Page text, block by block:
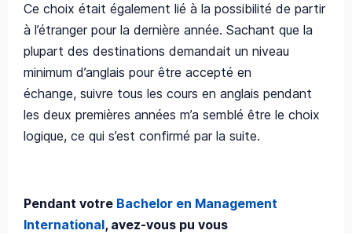
Ce choix était également lié à la possibilité de partir
à l’étranger pour la dernière année. Sachant que la
plupart des destinations demandait un niveau
minimum d’anglais pour être accepté en
échange, suivre tous les cours en anglais pendant
les deux premières années m’a semblé être le choix
logique, ce qui s’est confirmé par la suite.
Pendant votre Bachelor en Management
International, avez-vous pu vous